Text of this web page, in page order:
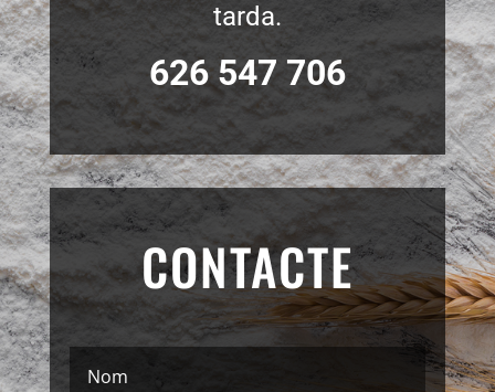
tarda.
626 547 706
CONTACTE